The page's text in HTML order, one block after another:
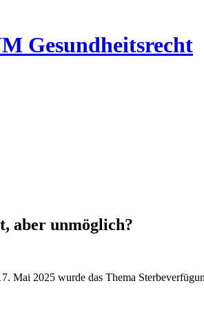
Gesundheitsrecht
aber unmöglich?
Mai 2025 wurde das Thema